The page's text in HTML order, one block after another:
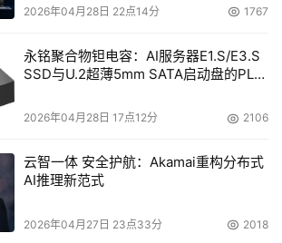
2026年04月28日 22点14分 1767
永铭聚合物钽电容：AI服务器E1.S/E3.S
SSD与U.2超薄5mm SATA启动盘的PLP
2026年04月28日 17点12分 2106
云智一体 安全护航：Akamai重构分布式
AI推理新范式
2026年04月27日 23点33分 2018